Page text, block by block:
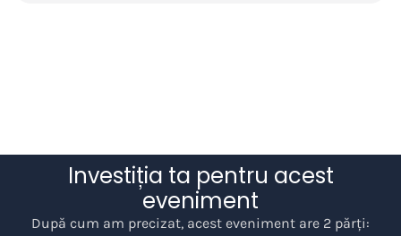
Investiția ta pentru acest
eveniment
După cum am precizat, acest eveniment are 2 părți: